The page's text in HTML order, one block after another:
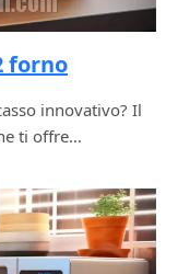
forno
innovativo? Il
ti offre…